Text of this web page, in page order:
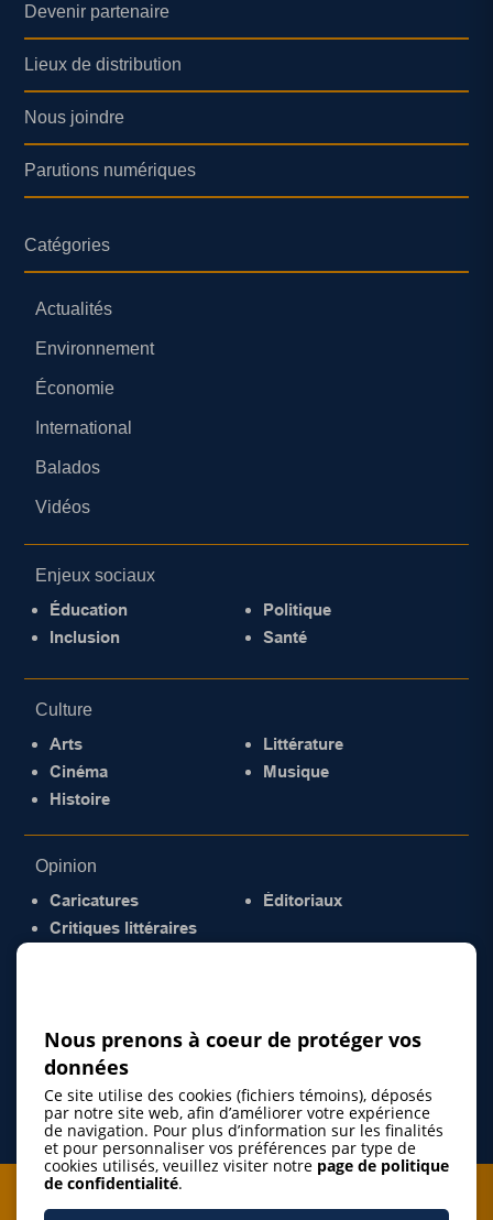
Devenir partenaire
Lieux de distribution
Nous joindre
Parutions numériques
Catégories
Actualités
Environnement
Économie
International
Balados
Vidéos
Enjeux sociaux
Éducation
Inclusion
Politique
Santé
Culture
Arts
Cinéma
Histoire
Littérature
Musique
Opinion
Caricatures
Critiques littéraires
Éditoriaux
Je m'abonne à l'infolettre
Nous prenons à coeur de protéger vos
données
Ce site utilise des cookies (fichiers témoins), déposés
par notre site web, afin d’améliorer votre expérience
de navigation. Pour plus d’information sur les finalités
et pour personnaliser vos préférences par type de
cookies utilisés, veuillez visiter notre page de politique
de confidentialité.